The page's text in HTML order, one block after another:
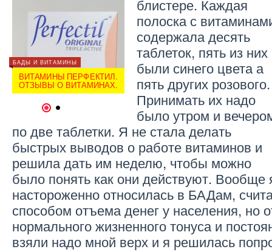
БАДЫ И ВИТАМИНЫ
ВИТАМИНЫ ПЕРФЕКТИЛ.
ОТЗЫВЫ О ВИТАМИНАХ.
ОТЗЫВЫ
ОТЗЫВ О МАСЛЕ ШИ
блистере. Каждая
полоска с
содержала десять
таблеток, пять из них
были синего цвета а
пять других розового.
Принимать их надо
было утром и
по две таблетки. Я не стала делать
быстрых выводов о работе витаминов и
решила дать им неделю, чтобы можно
было понять как они действуют. Вообще
настороженно относилась в БАДам,
способом отъема денег у населения, но
нормального жизненного тонуса и
взяли надо мной верх и я решилась